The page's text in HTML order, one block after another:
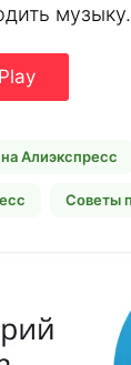
музыку.
Алиэкспресс
Советы